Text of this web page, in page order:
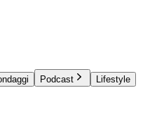
Podcast
Lifestyle